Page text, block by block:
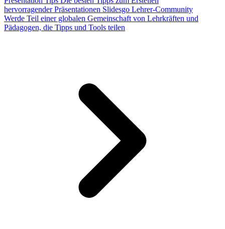
hervorragender Präsentationen Slidesgo Lehrer-Community
Werde Teil einer globalen Gemeinschaft von Lehrkräften und
Pädagogen, die Tipps und Tools teilen